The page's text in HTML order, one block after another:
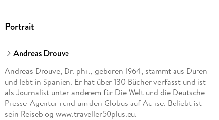
Portrait
Andreas Drouve
Andreas Drouve, Dr. phil., geboren 1964, stammt aus Düren
und lebt in Spanien. Er hat über 130 Bücher verfasst und ist
als Journalist unter anderem für Die Welt und die Deutsche
Presse-Agentur rund um den Globus auf Achse. Beliebt ist
sein Reiseblog www.traveller50plus.eu.